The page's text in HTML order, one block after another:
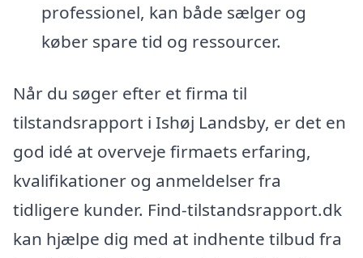
professionel, kan både sælger og
køber spare tid og ressourcer.
Når du søger efter et firma til
tilstandsrapport i Ishøj Landsby, er det en
god idé at overveje firmaets erfaring,
kvalifikationer og anmeldelser fra
tidligere kunder. Find-tilstandsrapport.dk
kan hjælpe dig med at indhente tilbud fra